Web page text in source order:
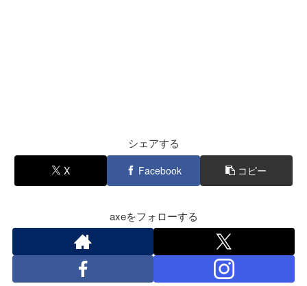
シェアする
X Facebook コピー
axeをフォローする